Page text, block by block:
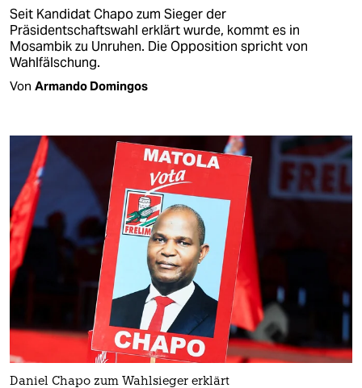
Seit Kandidat Chapo zum Sieger der
Präsidentschaftswahl erklärt wurde, kommt es in
Mosambik zu Unruhen. Die Opposition spricht von
Wahlfälschung.
Von Armando Domingos
Daniel Chapo zum Wahlsieger erklärt